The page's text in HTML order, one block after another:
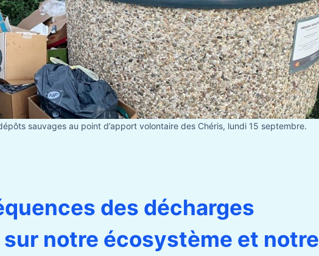
sauvages au point d’apport volontaire des Chéris, lundi 15 septembre.
des décharges
notre écosystème et notre